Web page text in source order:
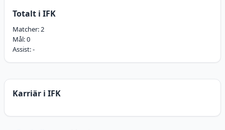
Totalt i IFK
Matcher:2
Mål:0
Assist:-
Karriär i IFK